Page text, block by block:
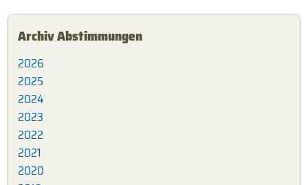
Archiv Abstimmungen
2026
2025
2024
2023
2022
2021
2020